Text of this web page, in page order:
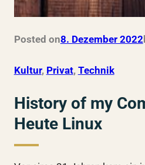
Posted on8. Dezember 2022
Kultur, Privat, Technik
History of my
Heute Linux